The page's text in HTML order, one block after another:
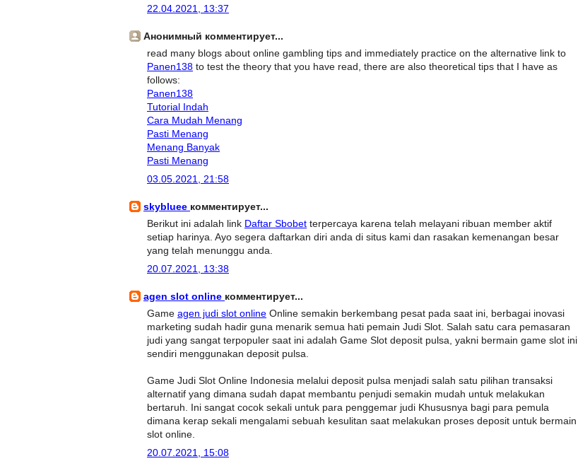
22.04.2021, 13:37
Анонимный комментирует...
read many blogs about online gambling tips and immediately practice on the alternative link to
Panen138 to test the theory that you have read, there are also theoretical tips that I have as
follows:
Panen138
Tutorial Indah
Cara Mudah Menang
Pasti Menang
Menang Banyak
Pasti Menang
03.05.2021, 21:58
skybluee комментирует...
Berikut ini adalah link Daftar Sbobet terpercaya karena telah melayani ribuan member aktif
setiap harinya. Ayo segera daftarkan diri anda di situs kami dan rasakan kemenangan besar
yang telah menunggu anda.
20.07.2021, 13:38
agen slot online комментирует...
Game agen judi slot online Online semakin berkembang pesat pada saat ini, berbagai inovasi
marketing sudah hadir guna menarik semua hati pemain Judi Slot. Salah satu cara pemasaran
judi yang sangat terpopuler saat ini adalah Game Slot deposit pulsa, yakni bermain game slot ini
sendiri menggunakan deposit pulsa.
Game Judi Slot Online Indonesia melalui deposit pulsa menjadi salah satu pilihan transaksi
alternatif yang dimana sudah dapat membantu penjudi semakin mudah untuk melakukan
bertaruh. Ini sangat cocok sekali untuk para penggemar judi Khususnya bagi para pemula
dimana kerap sekali mengalami sebuah kesulitan saat melakukan proses deposit untuk bermain
slot online.
20.07.2021, 15:08